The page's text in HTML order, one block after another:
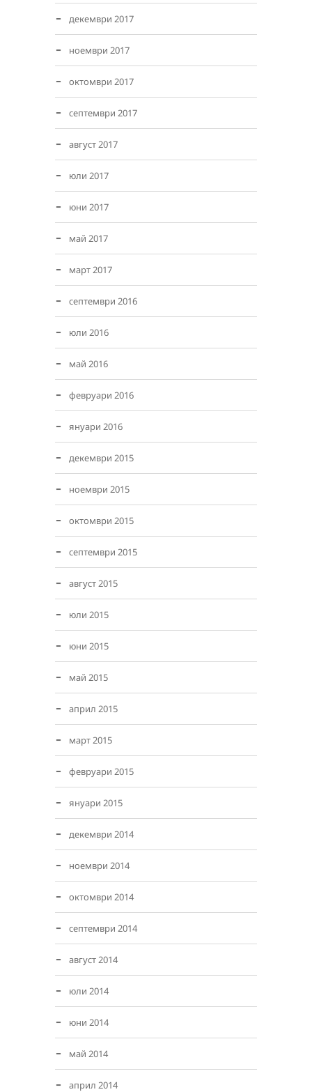
декември 2017
ноември 2017
октомври 2017
септември 2017
август 2017
юли 2017
юни 2017
май 2017
март 2017
септември 2016
юли 2016
май 2016
февруари 2016
януари 2016
декември 2015
ноември 2015
октомври 2015
септември 2015
август 2015
юли 2015
юни 2015
май 2015
април 2015
март 2015
февруари 2015
януари 2015
декември 2014
ноември 2014
октомври 2014
септември 2014
август 2014
юли 2014
юни 2014
май 2014
април 2014